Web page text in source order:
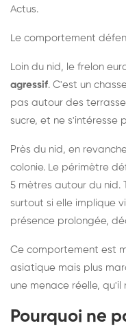
Actus.
Le comportement
Loin du nid, le frelon
agressif. C'est un
pas autour des
sucre, et ne s'intéresse
Près du nid, en
colonie. Le périmètre
5 mètres autour du nid.
surtout si elle implique
présence prolongée,
Ce comportement est
asiatique mais plus
une menace réelle,
Pourquoi ne